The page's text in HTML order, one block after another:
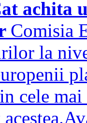
achita
Comisia
la
cele